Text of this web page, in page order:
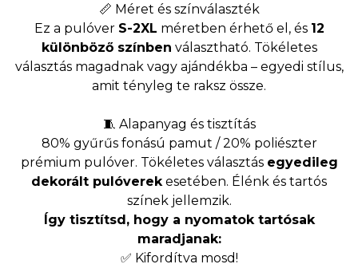
📏 Méret és színválaszték
Ez a pulóver S-2XL méretben érhető el, és 12
különböző színben választható. Tökéletes
választás magadnak vagy ajándékba – egyedi stílus,
amit tényleg te raksz össze.
🧵 Alapanyag és tisztítás
80% gyűrűs fonású pamut / 20% poliészter
prémium pulóver. Tökéletes választás egyedileg
dekorált pulóverekesetében. Élénk és tartós
színek jellemzik.
Így tisztítsd, hogy a nyomatok tartósak
maradjanak:
✅ Kifordítva mosd!